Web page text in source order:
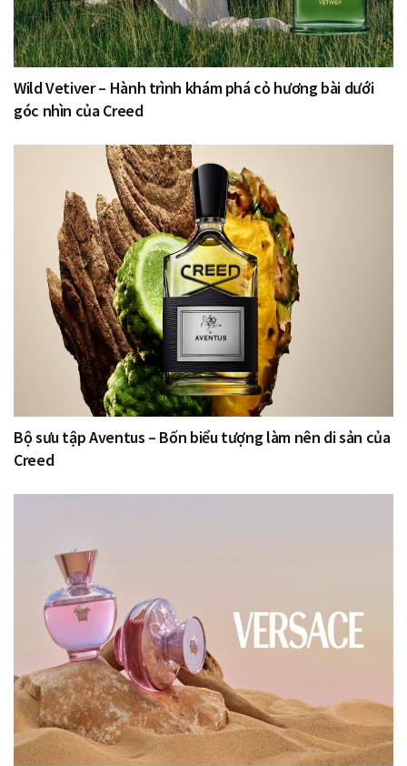
Wild Vetiver – Hành trình khám phá cỏ hương bài dưới
góc nhìn của Creed
Bộ sưu tập Aventus – Bốn biểu tượng làm nên di sản của
Creed